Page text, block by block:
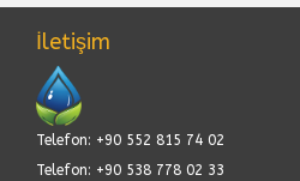
İletişim
Telefon: +90 552 815 74 02
Telefon: +90 538 778 02 33